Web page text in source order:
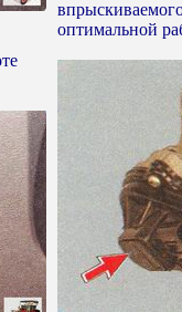
оптимальной